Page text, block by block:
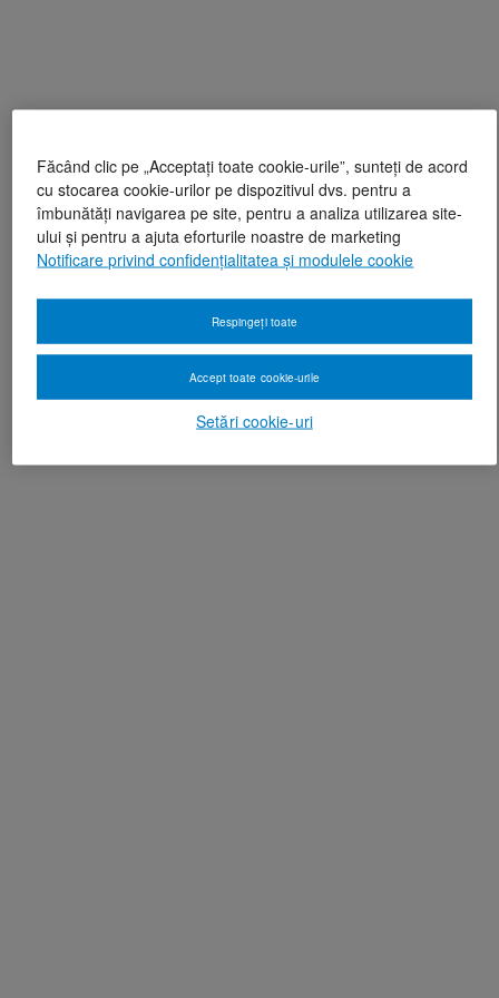
Făcând clic pe „Acceptați toate cookie-urile”, sunteți de acord
cu stocarea cookie-urilor pe dispozitivul dvs. pentru a
îmbunătăți navigarea pe site, pentru a analiza utilizarea site-
ului și pentru a ajuta eforturile noastre de marketing
Notificare privind confidențialitatea și modulele cookie
Setări cookie-uri
Respingeți toate
Accept toate cookie-urile